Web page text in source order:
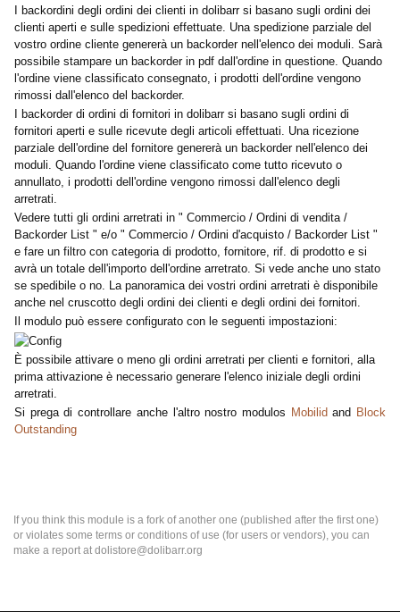
I backordini degli ordini dei clienti in dolibarr si basano sugli ordini dei
clienti aperti e sulle spedizioni effettuate. Una spedizione parziale del
vostro ordine cliente genererà un backorder nell'elenco dei moduli. Sarà
possibile stampare un backorder in pdf dall'ordine in questione. Quando
l'ordine viene classificato consegnato, i prodotti dell'ordine vengono
rimossi dall'elenco del backorder.
I backorder di ordini di fornitori in dolibarr si basano sugli ordini di
fornitori aperti e sulle ricevute degli articoli effettuati. Una ricezione
parziale dell'ordine del fornitore genererà un backorder nell'elenco dei
moduli. Quando l'ordine viene classificato come tutto ricevuto o
annullato, i prodotti dell'ordine vengono rimossi dall'elenco degli
arretrati.
Vedere tutti gli ordini arretrati in " Commercio / Ordini di vendita /
Backorder List " e/o " Commercio / Ordini d'acquisto / Backorder List "
e fare un filtro con categoria di prodotto, fornitore, rif. di prodotto e si
avrà un totale dell'importo dell'ordine arretrato. Si vede anche uno stato
se spedibile o no. La panoramica dei vostri ordini arretrati è disponibile
anche nel cruscotto degli ordini dei clienti e degli ordini dei fornitori.
Il modulo può essere configurato con le seguenti impostazioni:
È possibile attivare o meno gli ordini arretrati per clienti e fornitori, alla
prima attivazione è necessario generare l'elenco iniziale degli ordini
arretrati.
Si prega di controllare anche l'altro nostro modulos Mobilid and Block
Outstanding
If you think this module is a fork of another one (published after the first one)
or violates some terms or conditions of use (for users or vendors), you can
make a report at dolistore@dolibarr.org